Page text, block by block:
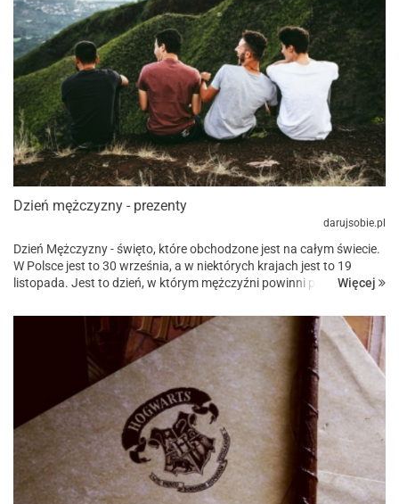
Dzień mężczyzny - prezenty
darujsobie.pl
Dzień Mężczyzny - święto, które obchodzone jest na całym świecie.
W Polsce jest to 30 września, a w niektórych krajach jest to 19
listopada. Jest to dzień, w którym mężczyźni powinni poczuć się
Więcej